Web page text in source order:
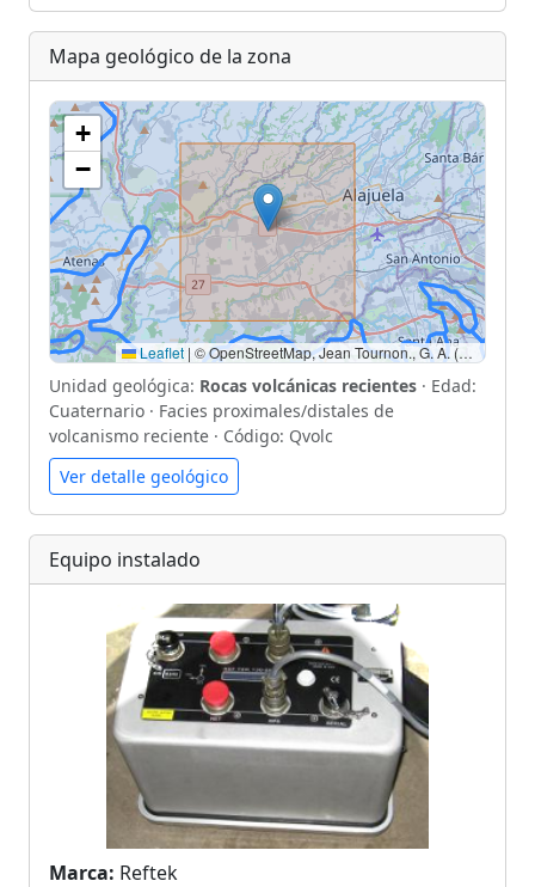
Mapa geológico de la zona
+
−
Leaflet | © OpenStreetMap, Jean Tournon., G. A. (1997). Mapa Geológico de Costa Rica, Escala 1: 500 000.
Unidad geológica: Rocas volcánicas recientes · Edad:
Cuaternario · Facies proximales/distales de
volcanismo reciente · Código: Qvolc
Ver detalle geológico
Equipo instalado
Marca: Reftek